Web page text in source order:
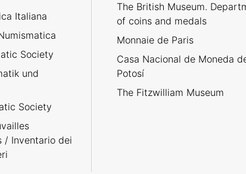
Italiana
Society
und
Society
/ Inventario dei
The British Museum.
of coins and medals
Monnaie de Paris
Casa Nacional de Moneda
Potosí
The Fitzwilliam Museum